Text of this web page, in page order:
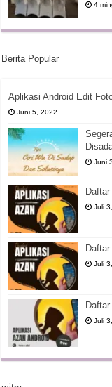
4
Berita Popular
Aplikasi Android Edit
Juni 5, 2022
Juni
Juli
Juli
Juli